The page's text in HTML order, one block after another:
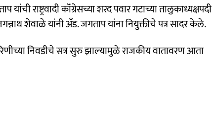
राष्ट्रवादी कॉंग्रेसच्या शरद पवार गटाच्या तालुकाध्यक्षपदी
शेवाळे यांनी अँड. जगताप यांना नियुक्तीचे पत्र सादर केले.
निवडीचे सत्र सुरु झाल्यामुळे राजकीय वातावरण आता